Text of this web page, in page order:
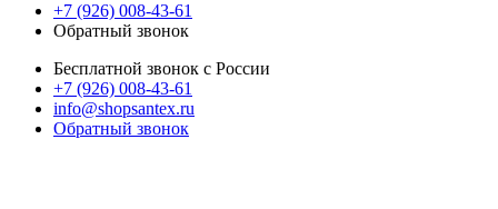
+7 (926) 008-43-61
Обратный звонок
Бесплатной звонок с России
+7 (926) 008-43-61
info@shopsantex.ru
Обратный звонок